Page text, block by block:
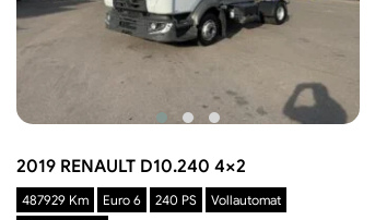
2019 RENAULT D10.240 4×2
487929 Km Euro 6 240 PS
Vollautomat